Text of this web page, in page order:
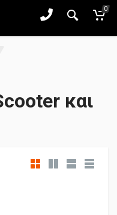
0
και